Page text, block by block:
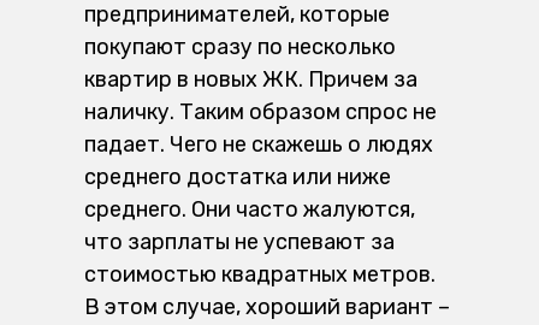
предпринимателей, которые
покупают сразу по несколько
квартир в новых ЖК. Причем за
наличку. Таким образом спрос не
падает. Чего не скажешь о людях
среднего достатка или ниже
среднего. Они часто жалуются,
что зарплаты не успевают за
стоимостью квадратных метров.
В этом случае, хороший вариант –